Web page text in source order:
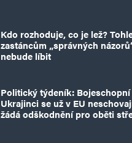
Kdo rozhoduje, co je lež?
zastáncům „správných
nebude líbit
Politický týdeník: Bojeschopní
Ukrajinci se už v EU
žádá odškodnění pro oběti